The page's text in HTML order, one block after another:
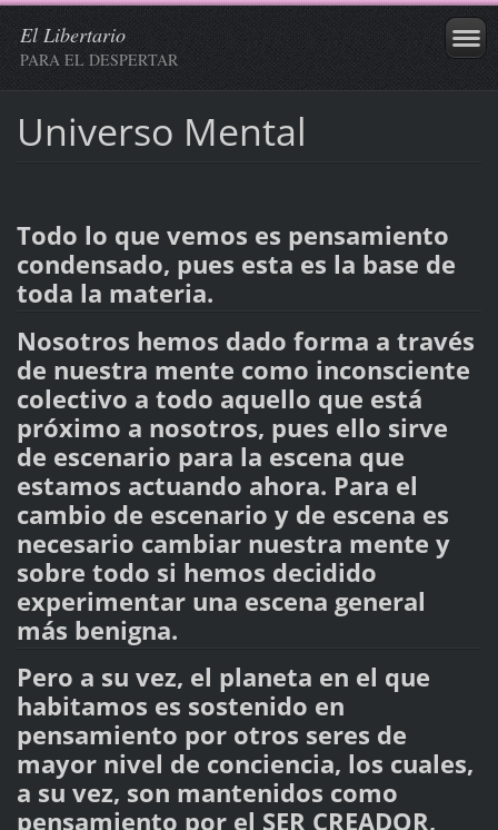
El Libertario
PARA EL DESPERTAR
Universo Mental
Todo lo que vemos es pensamiento
condensado, pues esta es la base de
toda la materia.
Nosotros hemos dado forma a través
de nuestra mente como inconsciente
colectivo a todo aquello que está
próximo a nosotros, pues ello sirve
de escenario para la escena que
estamos actuando ahora. Para el
cambio de escenario y de escena es
necesario cambiar nuestra mente y
sobre todo si hemos decidido
experimentar una escena general
más benigna.
Pero a su vez, el planeta en el que
habitamos es sostenido en
pensamiento por otros seres de
mayor nivel de conciencia, los cuales,
a su vez, son mantenidos como
pensamiento por el SER CREADOR,